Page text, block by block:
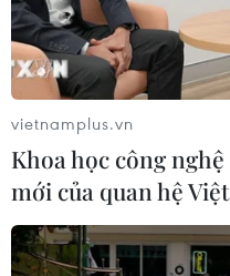
vietnamplus.vn
Khoa học công
mới của quan hệ